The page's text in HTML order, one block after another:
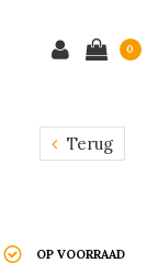
0
Terug
OP VOORRAAD